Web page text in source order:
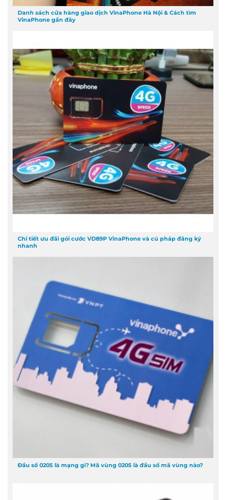
Danh sách cửa hàng giao dịch VinaPhone Hà Nội & Cách tìm
VinaPhone gần đây
Chi tiết ưu đãi gói cước VD89P VinaPhone và cú pháp đăng ký
nhanh
Đầu số 0205 là mạng gì? Mã vùng 0205 là đầu số mã vùng nào?